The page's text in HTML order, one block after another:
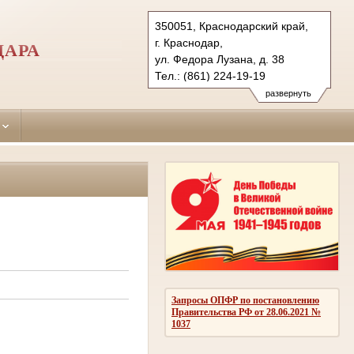
развернуть
350051, Краснодарский край,
г. Краснодар,
ул. Федора Лузана, д. 38
Тел.: (861) 224-19-19
krasnodar-leninsky.krd@sudrf.ru
Запросы ОПФР по постановлению
Правительства РФ от 28.06.2021 №
1037